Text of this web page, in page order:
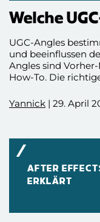
Welche
UGC-Angles
und beeinflussen
Angles sind
How-To. Die
Angles auf
funktionieren! 🚀
Yannick | 29. April
AFTER
ERKLÄRT